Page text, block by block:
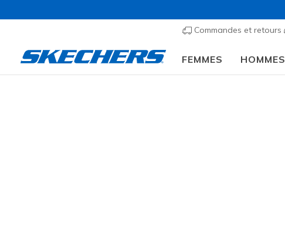
Commandes et retours
FEMMES HOMMES